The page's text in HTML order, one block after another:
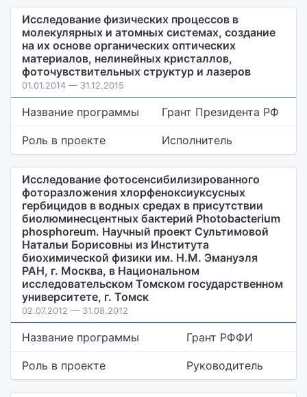
Исследование физических процессов в
молекулярных и атомных системах, создание
на их основе органических оптических
материалов, нелинейных кристаллов,
фоточувствительных структур и лазеров
01.01.2014 — 31.12.2015
Название программы Грант Президента РФ
Роль в проекте Исполнитель
Исследование фотосенсибилизированного
фоторазложения хлорфеноксиуксусных
гербицидов в водных средах в присутствии
биолюминесцентных бактерий Photobacterium
phosphoreum. Научный проект Сультимовой
Натальи Борисовны из Института
биохимической физики им. Н.М. Эмануэля
РАН, г. Москва, в Национальном
исследовательском Томском государственном
университете, г. Томск
02.07.2012 — 31.08.2012
Название программы Грант РФФИ
Роль в проекте Руководитель